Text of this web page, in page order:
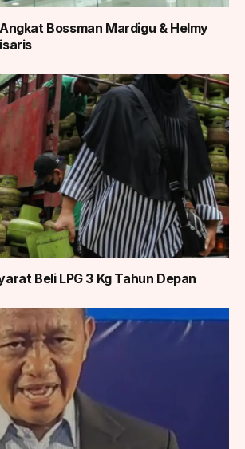
Bossman Mardigu & Helmy
Beli LPG 3 Kg Tahun Depan